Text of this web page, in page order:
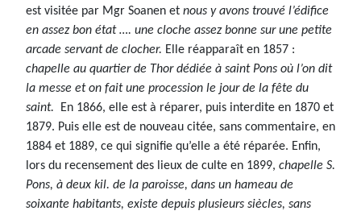
est visitée par Mgr Soanen et nous y avons trouvé l’édifice
en assez bon état …. une cloche assez bonne sur une petite
arcade servant de clocher. Elle réapparaît en 1857 :
chapelle au quartier de Thor dédiée à saint Pons où l’on dit
la messe et on fait une procession le jour de la fête du
saint. En 1866, elle est à réparer, puis interdite en 1870 et
1879. Puis elle est de nouveau citée, sans commentaire, en
1884 et 1889, ce qui signifie qu’elle a été réparée. Enfin,
lors du recensement des lieux de culte en 1899, chapelle S.
Pons, à deux kil. de la paroisse, dans un hameau de
soixante habitants, existe depuis plusieurs siècles, sans